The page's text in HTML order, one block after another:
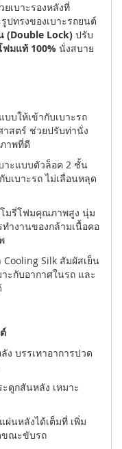
เบาะรองหลังที่
ปทรงของเบาะรถยนต์
(Double Lock) ปรับ
ฟมแท้ 100% นั่งสบาย
บบให้เข้ากับเบาะรถ
สตร์ ช่วยปรับท่านั่ง
าพที่ดี
าะแบบตัวล็อค 2 ชั้น
เบาะรถ ไม่เลื่อนหลุด
มรี่โฟมคุณภาพสูง นุ่ม
ำงานของกล้ามเนื้อคอ
Silk สัมผัสเย็น
ะกับอากาศในรถ และ
ง บรรเทาอาการปวด
ดูกสันหลัง เหมาะ
ผ่นหลังได้เต็มที่ เพิ่ม
ขณะขับรถ